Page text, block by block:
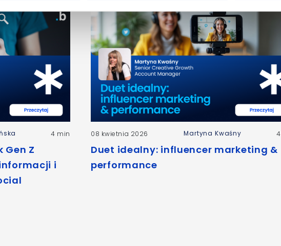
4 min
Gen Z
i
08 kwietnia 2026 Martyna Kwaśny
Duet idealny: influencer marketing &
performance